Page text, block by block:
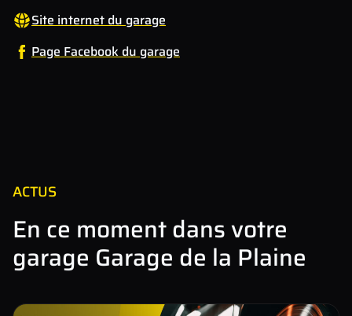
Site internet du garage
Page Facebook du garage
ACTUS
En ce moment dans votre
garage Garage de la Plaine